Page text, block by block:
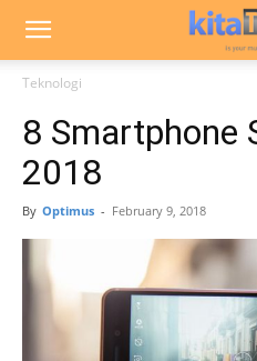
Teknologi
8 Smartphone
2018
By Optimus - February 9, 2018